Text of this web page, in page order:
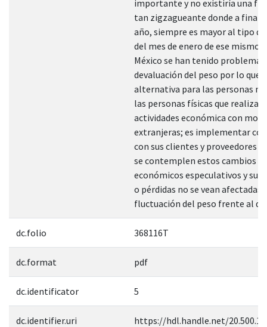
importante y no existiría una
tan zigzagueante donde a final
año, siempre es mayor al tipo
del mes de enero de ese mismo
México se han tenido problemas
devaluación del peso por lo que
alternativa para las personas
las personas físicas que realizan
actividades económica con
extranjeras; es implementar
con sus clientes y proveedores
se contemplen estos cambios
económicos especulativos y sus
o pérdidas no se vean afectadas
fluctuación del peso frente al
dc.folio 368116T
dc.format pdf
dc.identificator 5
dc.identifier.uri https://hdl.handle.net/